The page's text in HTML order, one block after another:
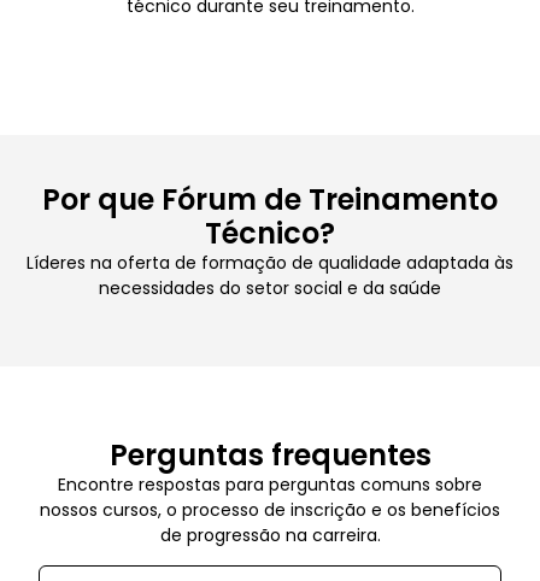
técnico durante seu treinamento.
Por que Fórum de Treinamento
Técnico?
Líderes na oferta de formação de qualidade adaptada às
necessidades do setor social e da saúde
Perguntas frequentes
Encontre respostas para perguntas comuns sobre
nossos cursos, o processo de inscrição e os benefícios
de progressão na carreira.